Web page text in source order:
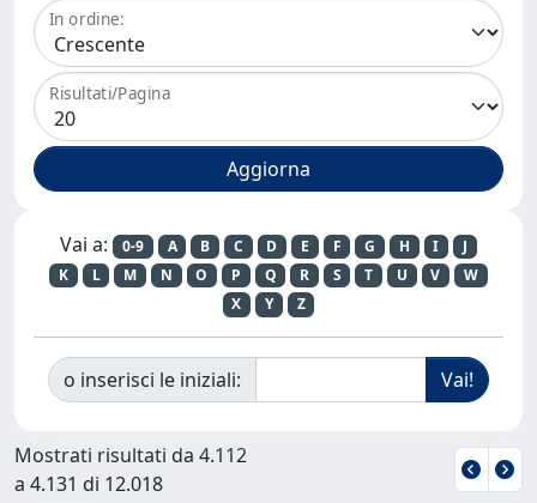
In ordine:
Risultati/Pagina
Vai a: 0-9 A B C D E F G H I
J
K
L M N O P Q R S T U V
W
X
Y Z
o inserisci le iniziali:
Mostrati risultati da 4.112
a 4.131 di 12.018